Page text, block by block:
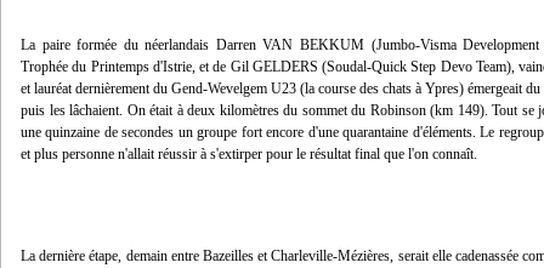
La paire formée du néerlandais Darren VAN BEKKUM (Jumbo-Visma Development
Trophée du Printemps d'Istrie, et de Gil GELDERS (Soudal-Quick Step Devo Team),
et lauréat dernièrement du Gend-Wevelgem U23 (la course des chats à Ypres) émergeait
puis les lâchaient. On était à deux kilomètres du sommet du Robinson (km 149). Tout se
une quinzaine de secondes un groupe fort encore d'une quarantaine d'éléments. Le
et plus personne n'allait réussir à s'extirper pour le résultat final que l'on connaît.
La dernière étape, demain entre Bazeilles et Charleville-Mézières, serait elle cadenassée